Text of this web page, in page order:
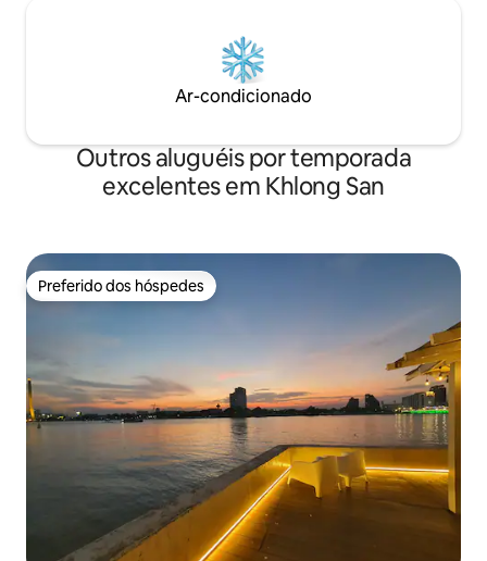
Ar-condicionado
Outros aluguéis por temporada
excelentes em Khlong San
Preferido dos hóspedes
Preferido dos hóspedes